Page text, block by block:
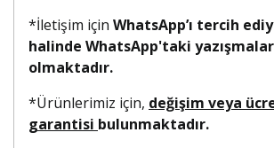
*İletişim için WhatsApp’ı tercih
halinde WhatsApp'taki
olmaktadır.
*Ürünlerimiz için, değişim veya
garantisi bulunmaktadır.